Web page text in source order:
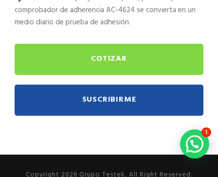
comprobador de adherencia AC-4624 se convierta en un
medio diario de prueba de adhesión.
COTIZAR
SUSCRIBIRME
Copyright 2026 Grupo Testek, All Right Reserved.
1